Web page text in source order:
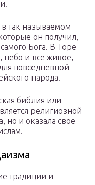
так называемом
он получил,
Бога. В Торе
небо и все живое,
повседневной
народа.
библия или
религиозной
но и оказала свое
традиции и